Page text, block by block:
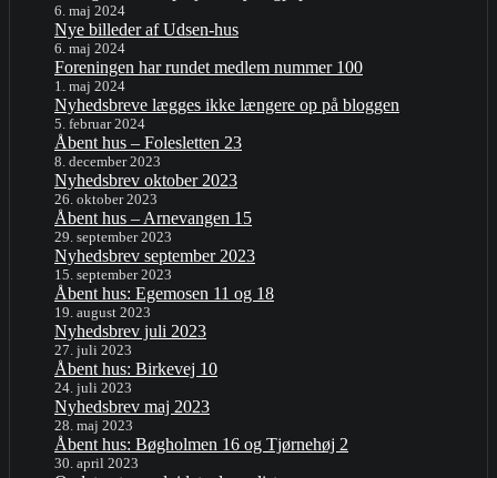
6. maj 2024
Nye billeder af Udsen-hus
6. maj 2024
Foreningen har rundet medlem nummer 100
1. maj 2024
Nyhedsbreve lægges ikke længere op på bloggen
5. februar 2024
Åbent hus – Folesletten 23
8. december 2023
Nyhedsbrev oktober 2023
26. oktober 2023
Åbent hus – Arnevangen 15
29. september 2023
Nyhedsbrev september 2023
15. september 2023
Åbent hus: Egemosen 11 og 18
19. august 2023
Nyhedsbrev juli 2023
27. juli 2023
Åbent hus: Birkevej 10
24. juli 2023
Nyhedsbrev maj 2023
28. maj 2023
Åbent hus: Bøgholmen 16 og Tjørnehøj 2
30. april 2023